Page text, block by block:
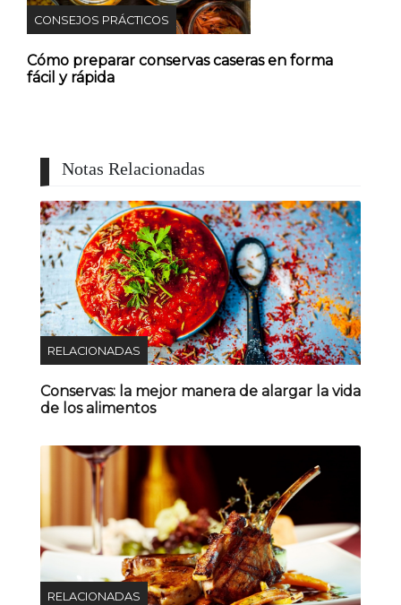
CONSEJOS PRÁCTICOS
Cómo preparar conservas caseras en forma
fácil y rápida
Notas Relacionadas
RELACIONADAS
Conservas: la mejor manera de alargar la vida
de los alimentos
RELACIONADAS